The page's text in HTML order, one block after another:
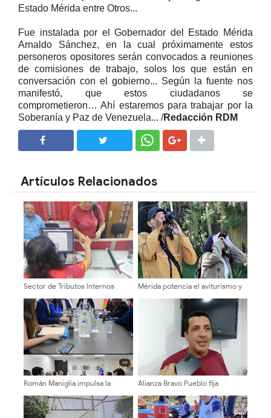
Estado Mérida entre Otros...
Fue instalada por el Gobernador del Estado Mérida
Arnaldo Sánchez, en la cual próximamente estos
personeros opositores serán convocados a reuniones
de comisiones de trabajo, solos los que están en
conversación con el gobierno... Según la fuente nos
manifestó, que estos ciudadanos se
comprometieron… Ahí estaremos para trabajar por la
Soberanía y Paz de Venezuela... /Redacción RDM
Artículos Relacionados
Sector de Tributos Internos
tributaria con jornadas de
orientación a servidores
públicos y contribuyentes
Mérida potencia el aviturismo y
Román Maniglia impulsa la
mediante la nueva visión MODA
junto a gremios técnicos y
Alianza Bravo Pueblo fija
cambio y la
reinstitucionalización de